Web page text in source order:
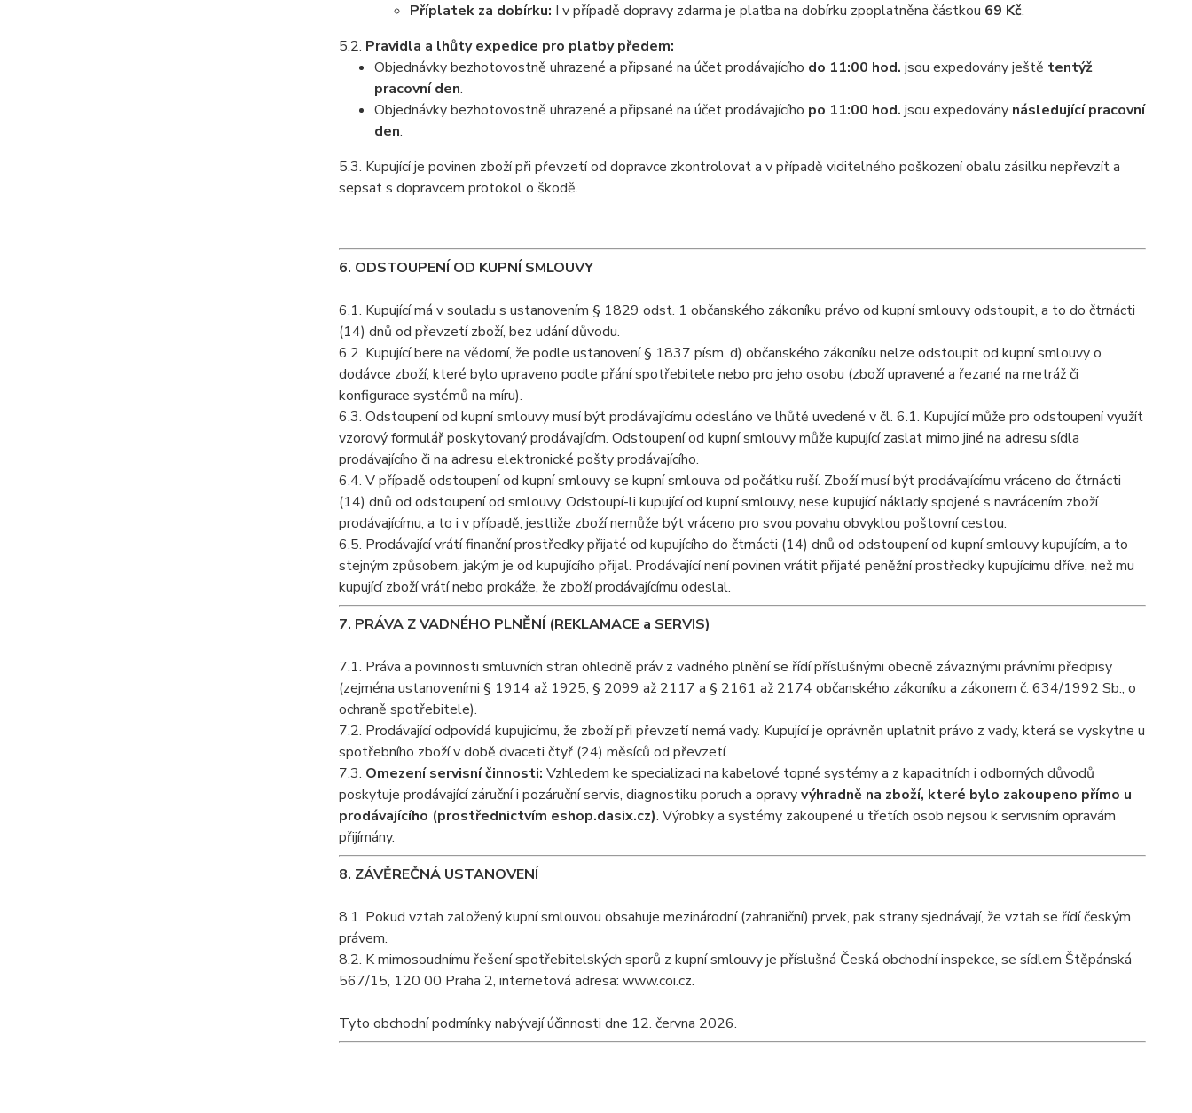
Příplatek za dobírku: I v případě dopravy zdarma je platba na dobírku zpoplatněna částkou 69 Kč.
5.2. Pravidla a lhůty expedice pro platby předem:
Objednávky bezhotovostně uhrazené a připsané na účet prodávajícího do 11:00 hod. jsou expedovány ještě tentýž
pracovní den.
Objednávky bezhotovostně uhrazené a připsané na účet prodávajícího po 11:00 hod. jsou expedovány následující pracovní
den.
5.3. Kupující je povinen zboží při převzetí od dopravce zkontrolovat a v případě viditelného poškození obalu zásilku nepřevzít a
sepsat s dopravcem protokol o škodě.
6. ODSTOUPENÍ OD KUPNÍ SMLOUVY
6.1. Kupující má v souladu s ustanovením § 1829 odst. 1 občanského zákoníku právo od kupní smlouvy odstoupit, a to do čtrnácti
(14) dnů od převzetí zboží, bez udání důvodu.
6.2. Kupující bere na vědomí, že podle ustanovení § 1837 písm. d) občanského zákoníku nelze odstoupit od kupní smlouvy o
dodávce zboží, které bylo upraveno podle přání spotřebitele nebo pro jeho osobu (zboží upravené a řezané na metráž či
konfigurace systémů na míru).
6.3. Odstoupení od kupní smlouvy musí být prodávajícímu odesláno ve lhůtě uvedené v čl. 6.1. Kupující může pro odstoupení využít
vzorový formulář poskytovaný prodávajícím. Odstoupení od kupní smlouvy může kupující zaslat mimo jiné na adresu sídla
prodávajícího či na adresu elektronické pošty prodávajícího.
6.4. V případě odstoupení od kupní smlouvy se kupní smlouva od počátku ruší. Zboží musí být prodávajícímu vráceno do čtrnácti
(14) dnů od odstoupení od smlouvy. Odstoupí-li kupující od kupní smlouvy, nese kupující náklady spojené s navrácením zboží
prodávajícímu, a to i v případě, jestliže zboží nemůže být vráceno pro svou povahu obvyklou poštovní cestou.
6.5. Prodávající vrátí finanční prostředky přijaté od kupujícího do čtrnácti (14) dnů od odstoupení od kupní smlouvy kupujícím, a to
stejným způsobem, jakým je od kupujícího přijal. Prodávající není povinen vrátit přijaté peněžní prostředky kupujícímu dříve, než mu
kupující zboží vrátí nebo prokáže, že zboží prodávajícímu odeslal.
7. PRÁVA Z VADNÉHO PLNĚNÍ (REKLAMACE a SERVIS)
7.1. Práva a povinnosti smluvních stran ohledně práv z vadného plnění se řídí příslušnými obecně závaznými právními předpisy
(zejména ustanoveními § 1914 až 1925, § 2099 až 2117 a § 2161 až 2174 občanského zákoníku a zákonem č. 634/1992 Sb., o
ochraně spotřebitele).
7.2. Prodávající odpovídá kupujícímu, že zboží při převzetí nemá vady. Kupující je oprávněn uplatnit právo z vady, která se vyskytne u
spotřebního zboží v době dvaceti čtyř (24) měsíců od převzetí.
7.3. Omezení servisní činnosti: Vzhledem ke specializaci na kabelové topné systémy a z kapacitních i odborných důvodů
poskytuje prodávající záruční i pozáruční servis, diagnostiku poruch a opravyvýhradně na zboží, které bylo zakoupeno přímo u
prodávajícího (prostřednictvím eshop.dasix.cz). Výrobky a systémy zakoupené u třetích osob nejsou k servisním opravám
přijímány.
8. ZÁVĚREČNÁ USTANOVENÍ
8.1. Pokud vztah založený kupní smlouvou obsahuje mezinárodní (zahraniční) prvek, pak strany sjednávají, že vztah se řídí českým
právem.
8.2. K mimosoudnímu řešení spotřebitelských sporů z kupní smlouvy je příslušná Česká obchodní inspekce, se sídlem Štěpánská
567/15, 120 00 Praha 2, internetová adresa: www.coi.cz.
Tyto obchodní podmínky nabývají účinnosti dne 12. června 2026.